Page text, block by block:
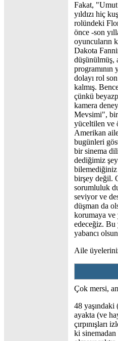
Fakat,
yıldızı hiç
rolündeki
önce -son
oyuncuların
Dakota
düşünülmüş,
programının
dolayı rol
kalmış.
çünkü
kamera
Mevsimi", bir
yüceltilen ve
Amerikan
bugünleri
bir sinema
dediğimiz
bilemediğiniz
birşey değil.
sorumluluk
seviyor ve
düşman da
korumaya ve
edeceğiz. Bu
yabancı
Aile
Çok mersi,
48
ayakta (ve
çırpınışları
ki